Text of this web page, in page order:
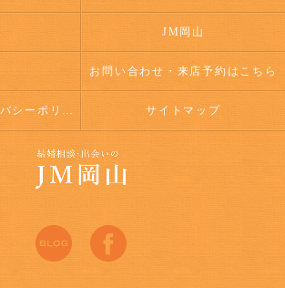
JM岡山
お問い合わせ・来店予約はこちら
特定商取引法&プライバシーポリシー サイトマップ